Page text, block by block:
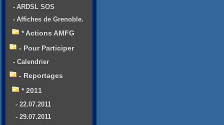
- ARDSL SOS
- Affiches de Grenoble.
* Actions AMFG
- Pour Participer
- Calendrier
- Reportages
* 2011
- 22.07.2011
- 29.07.2011